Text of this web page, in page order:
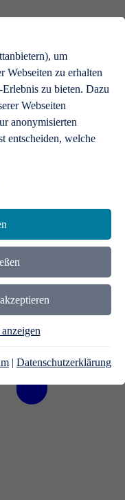
um
Webseiten zu erhalten
zu bieten. Dazu
Webseiten
anonymisierten
entscheiden, welche
| Datenschutzerklärung